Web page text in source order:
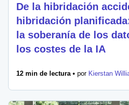
De la hibridación
hibridación
la soberanía de los
los costes de la IA
12 min de lectura • por Kierstan